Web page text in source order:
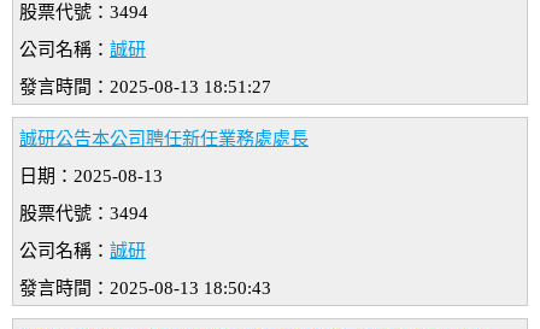
股票代號：3494
公司名稱： 誠研
發言時間：2025-08-13 18:51:27
誠研公告本公司聘任新任業務處處長
日期：2025-08-13
股票代號：3494
公司名稱： 誠研
發言時間：2025-08-13 18:50:43